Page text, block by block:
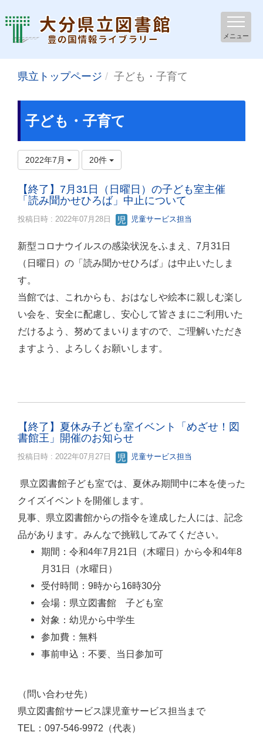
メニュー
県立トップページ 子ども・子育て
子ども・子育て
2022年7月 20件
【終了】7月31日（日曜日）の子ども室主催
「読み聞かせひろば」中止について
投稿日時 : 2022年07月28日 児童サービス担当
新型コロナウイルスの感染状況をふまえ、7月31日
（日曜日）の「読み聞かせひろば」は中止いたしま
す。
当館では、これからも、おはなしや絵本に親しむ楽し
い会を、安全に配慮し、安心して皆さまにご利用いた
だけるよう、努めてまいりますので、ご理解いただき
ますよう、よろしくお願いします。
【終了】夏休み子ども室イベント「めざせ！図
書館王」開催のお知らせ
投稿日時 : 2022年07月27日 児童サービス担当
県立図書館子ども室では、夏休み期間中に本を使った
クイズイベントを開催します。
見事、県立図書館からの指令を達成した人には、記念
品があります。みんなで挑戦してみてください。
期間：令和4年7月21日（木曜日）から令和4年8
月31日（水曜日）
受付時間：9時から16時30分
会場：県立図書館 子ども室
対象：幼児から中学生
参加費：無料
事前申込：不要、当日参加可
（問い合わせ先）
県立図書館サービス課児童サービス担当まで
TEL：097-546-9972（代表）